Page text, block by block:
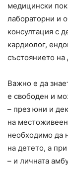
медицински
лабораторни и
консултация с
кардиолог,
състоянието на
Важно е да
е свободен и
– през юни и
на
необходимо да
на детето, а
– и личната